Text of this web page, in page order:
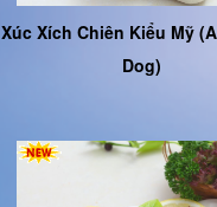
Xúc Xích Chiên Kiểu Mỹ
Dog)